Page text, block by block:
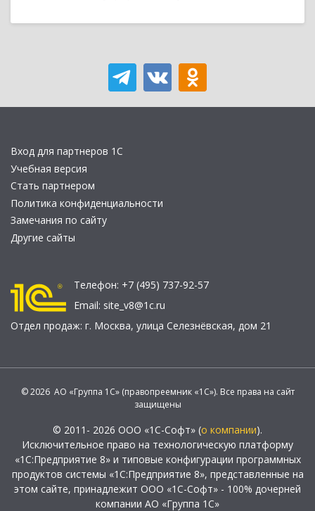
Вход для партнеров 1С
Учебная версия
Стать партнером
Политика конфиденциальности
Замечания по сайту
Другие сайты
Телефон: +7 (495) 737-92-57
Email: site_v8@1c.ru
Отдел продаж: г. Москва, улица Селезнёвская, дом 21
© 2026 АО «Группа 1С» (правопреемник «1С»). Все права на сайт
защищены
© 2011- 2026 ООО «1С-Софт» (о компании).
Исключительное право на технологическую платформу
«1С:Предприятие 8» и типовые конфигурации программных
продуктов системы «1С:Предприятие 8», представленные на
этом сайте, принадлежит ООО «1С-Софт» - 100% дочерней
компании АО «Группа 1С»